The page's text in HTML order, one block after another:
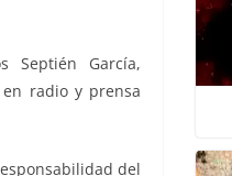
Septién García,
radio y prensa
del